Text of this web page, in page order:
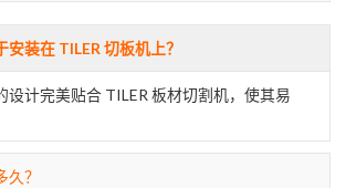
装在 TILER 切板机上？
设计完美贴合 TILER 板材切割机，使其易
？